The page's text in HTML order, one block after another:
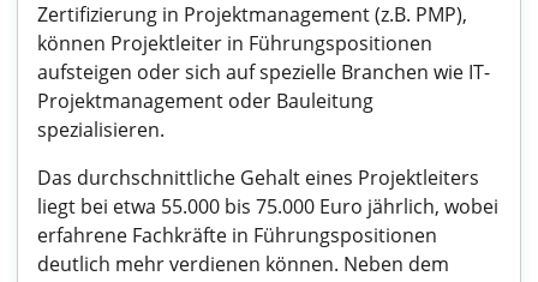
Zertifizierung in Projektmanagement (z.B. PMP),
können Projektleiter in Führungspositionen
aufsteigen oder sich auf spezielle Branchen wie IT-
Projektmanagement oder Bauleitung
spezialisieren.
Das durchschnittliche Gehalt eines Projektleiters
liegt bei etwa 55.000 bis 75.000 Euro jährlich, wobei
erfahrene Fachkräfte in Führungspositionen
deutlich mehr verdienen können. Neben dem